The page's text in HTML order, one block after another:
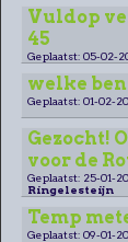
Vuldop
45
Geplaatst: 05-02-
welke
Geplaatst: 01-02-
Gezocht!
voor de
Geplaatst: 25-01-
Ringelesteijn
Temp
Geplaatst: 09-01-